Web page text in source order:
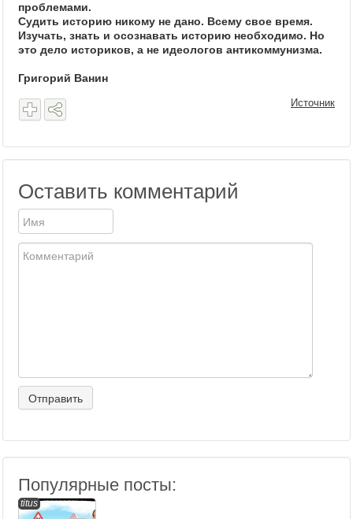
проблемами.
Судить историю никому не дано. Всему свое время.
Изучать, знать и осознавать историю необходимо. Но
это дело историков, а не идеологов антикоммунизма.
Григорий Ванин
Источник
Оставить комментарий
Популярные посты:
titus